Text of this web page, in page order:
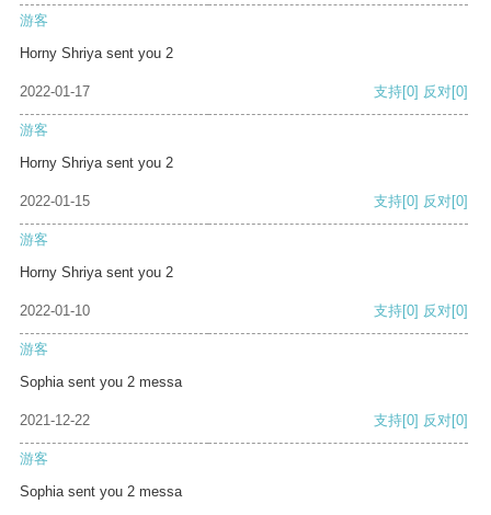
游客
Horny Shriya sent you 2
2022-01-17 支持[0] 反对[0]
游客
Horny Shriya sent you 2
2022-01-15 支持[0] 反对[0]
游客
Horny Shriya sent you 2
2022-01-10 支持[0] 反对[0]
游客
Sophia sent you 2 messa
2021-12-22 支持[0] 反对[0]
游客
Sophia sent you 2 messa